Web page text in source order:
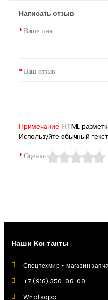
Написать отзыв
Ваше имя:
Ваш отзыв:
Примечание: HTML
Используйте обычный текст.
Оценка:
Наши Контакты
Спецтехмир - магазин
+7 (918) 350-88-08
Whatsapp